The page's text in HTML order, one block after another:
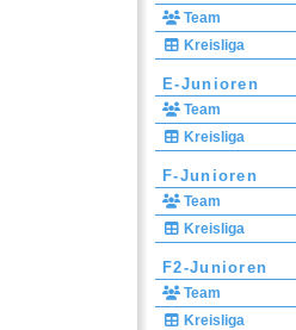
Team
Kreisliga
E-Junioren
Team
Kreisliga
F-Junioren
Team
Kreisliga
F2-Junioren
Team
Kreisliga